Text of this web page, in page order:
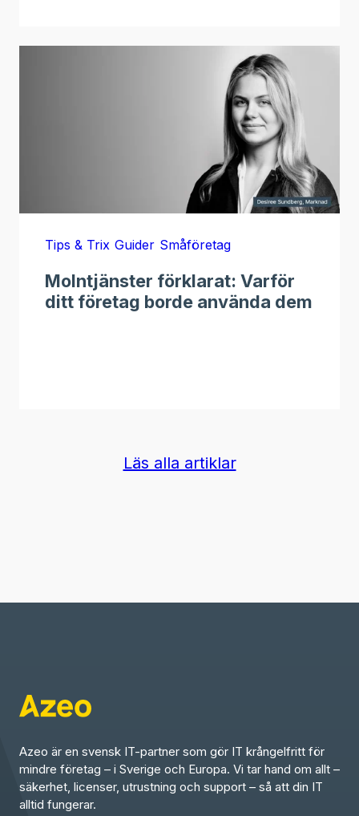
Tips & Trix Guider Småföretag
Molntjänster förklarat: Varför
ditt företag borde använda dem
Läs alla artiklar
Azeo är en svensk IT-partner som gör IT krångelfritt för
mindre företag – i Sverige och Europa. Vi tar hand om allt –
säkerhet, licenser, utrustning och support – så att din IT
alltid fungerar.